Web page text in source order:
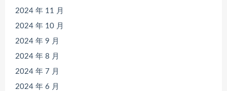
2024 年 11 月
2024 年 10 月
2024 年 9 月
2024 年 8 月
2024 年 7 月
2024 年 6 月